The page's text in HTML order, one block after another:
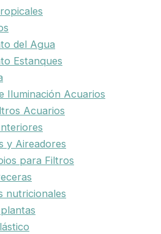
del Agua
Estanques
Iluminación Acuarios
Acuarios
y Aireadores
para Filtros
nutricionales